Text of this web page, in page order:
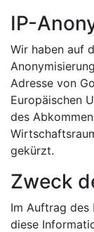
IP-
Wir haben auf
Adresse von
Europäischen
des
gekürzt.
Zweck
Im Auftrag des
diese